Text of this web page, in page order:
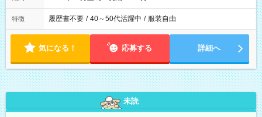
特徴 履歴書不要 / 40～50代活躍中 / 服装自由
気になる！ 応募する 詳細へ
未読